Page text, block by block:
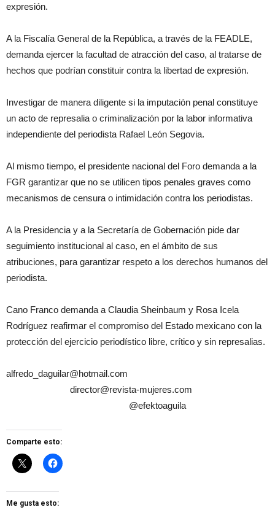
expresión.
A la Fiscalía General de la República, a través de la FEADLE,
demanda ejercer la facultad de atracción del caso, al tratarse de
hechos que podrían constituir contra la libertad de expresión.
Investigar de manera diligente si la imputación penal constituye
un acto de represalia o criminalización por la labor informativa
independiente del periodista Rafael León Segovia.
Al mismo tiempo, el presidente nacional del Foro demanda a la
FGR garantizar que no se utilicen tipos penales graves como
mecanismos de censura o intimidación contra los periodistas.
A la Presidencia y a la Secretaría de Gobernación pide dar
seguimiento institucional al caso, en el ámbito de sus
atribuciones, para garantizar respeto a los derechos humanos del
periodista.
Cano Franco demanda a Claudia Sheinbaum y Rosa Icela
Rodríguez reafirmar el compromiso del Estado mexicano con la
protección del ejercicio periodístico libre, crítico y sin represalias.
alfredo_daguilar@hotmail.com
director@revista-mujeres.com
@efektoaguila
Comparte esto:
Me gusta esto: